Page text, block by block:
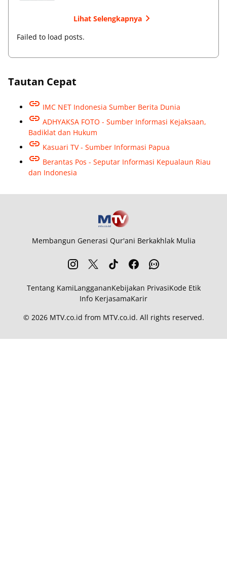
Lihat Selengkapnya
Failed to load posts.
Tautan Cepat
IMC NET Indonesia Sumber Berita Dunia
ADHYAKSA FOTO - Sumber Informasi Kejaksaan,
Badiklat dan Hukum
Kasuari TV - Sumber Informasi Papua
Berantas Pos - Seputar Informasi Kepualaun Riau
dan Indonesia
Membangun Generasi Qur'ani Berkakhlak Mulia
Tentang KamiLanggananKebijakan PrivasiKode Etik
Info KerjasamaKarir
© 2026 MTV.co.id from MTV.co.id. All rights reserved.